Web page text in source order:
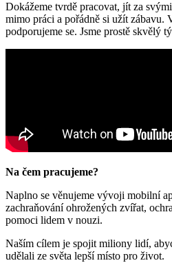
Dokážeme tvrdě pracovat, jít za
mimo práci a pořádně si užít zábavu.
podporujeme se. Jsme prostě skvělý
Na čem pracujeme?
Naplno se věnujeme vývoji mobilní
zachraňování ohrožených zvířat,
pomoci lidem v nouzi.
Naším cílem je spojit miliony lidí,
udělali ze světa lepší místo pro život.